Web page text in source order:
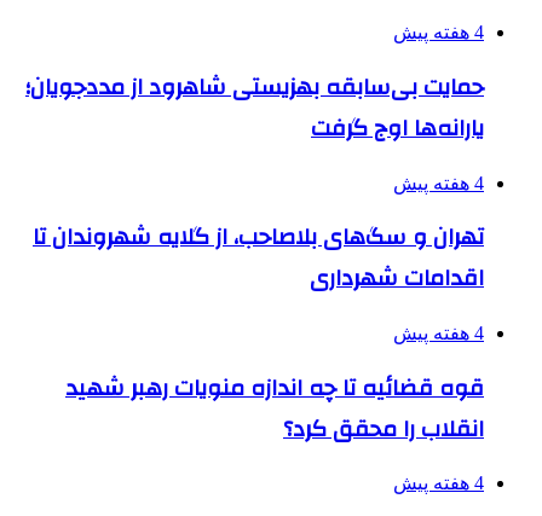
4 هفته پیش
حمایت بی‌سابقه بهزیستی شاهرود از مددجویان؛
یارانه‌ها اوج گرفت
4 هفته پیش
تهران و سگ‌های بلاصاحب، از گلایه شهروندان تا
اقدامات شهرداری
4 هفته پیش
قوه قضائیه تا چه اندازه منویات رهبر شهید
انقلاب را محقق کرد؟
4 هفته پیش